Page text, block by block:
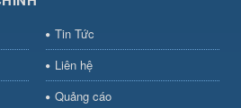
Tin Tức
Liên hệ
Quảng cáo